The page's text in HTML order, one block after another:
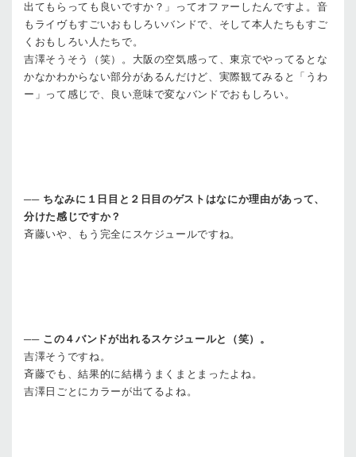
出てもらっても良いですか？」ってオファーしたんですよ。音
もライヴもすごいおもしろいバンドで、そして本人たちもすご
くおもしろい人たちで。
吉澤そうそう（笑）。大阪の空気感って、東京でやってるとな
かなかわからない部分があるんだけど、実際観てみると「うわ
ー」って感じで、良い意味で変なバンドでおもしろい。
── ちなみに１日目と２日目のゲストはなにか理由があって、
分けた感じですか？
斉藤いや、もう完全にスケジュールですね。
── この４バンドが出れるスケジュールと（笑）。
吉澤そうですね。
斉藤でも、結果的に結構うまくまとまったよね。
吉澤 日ごとにカラーが出てるよね。